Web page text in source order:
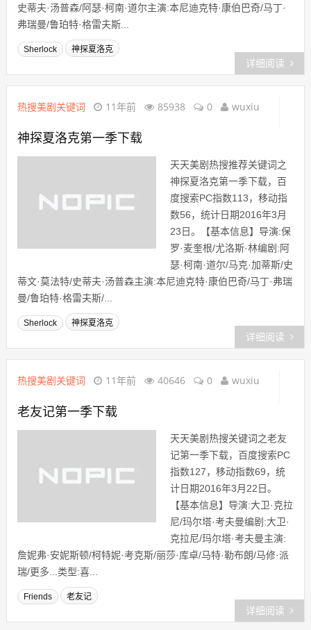
史蒂夫·汤普森/阿瑟·柯南·道尔主演:本尼迪克特·康伯巴奇/马丁·
弗瑞曼/鲁珀特·格雷夫斯...
Sherlock 神探夏洛克
详细阅读
热搜美剧关键词 11年前 85938 0 wuxiu
神探夏洛克第一季下载
天天美剧热搜推荐关键词之
神探夏洛克第一季下载，百
度搜索PC指数113，移动指
数56，统计日期2016年3月
23日。【基本信息】导演:保
罗·麦奎根/尤洛斯·林编剧:阿
瑟·柯南·道尔/马克·加蒂斯/史
蒂文·莫法特/史蒂夫·汤普森主演:本尼迪克特·康伯巴奇/马丁·弗瑞
曼/鲁珀特·格雷夫斯/...
Sherlock 神探夏洛克
详细阅读
热搜美剧关键词 11年前 40646 0 wuxiu
老友记第一季下载
天天美剧热搜关键词之老友
记第一季下载，百度搜索PC
指数127，移动指数69，统
计日期2016年3月22日。
【基本信息】导演:大卫·克拉
尼/玛尔塔·考夫曼编剧:大卫·
克拉尼/玛尔塔·考夫曼主演:
詹妮弗·安妮斯顿/柯特妮·考克斯/丽莎·库卓/马特·勒布朗/马修·派
瑞/更多...类型:喜...
Friends 老友记
详细阅读